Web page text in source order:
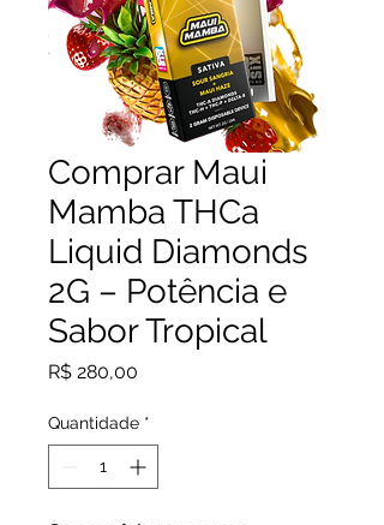
Comprar Maui
Mamba THCa
Liquid Diamonds
2G – Potência e
Sabor Tropical
R$ 280,00
Quantidade *